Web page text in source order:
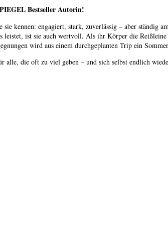
Bestseller Autorin!
sie kennen: engagiert, stark, zuverlässig – aber
leistet, ist sie auch wertvoll. Als ihr Körper die
wird aus einem durchgeplanten Trip ein
alle, die oft zu viel geben – und sich selbst endlich